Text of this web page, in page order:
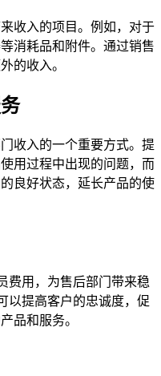
收入的项目。例如，对于
消耗品和附件。通过销售
的收入。
收入的一个重要方式。提
用过程中出现的问题，而
良好状态，延长产品的使
费用，为售后部门带来稳
以提高客户的忠诚度，促
品和服务。